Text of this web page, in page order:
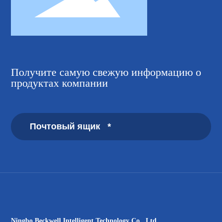
Получите самую свежую информацию о
продуктах компании